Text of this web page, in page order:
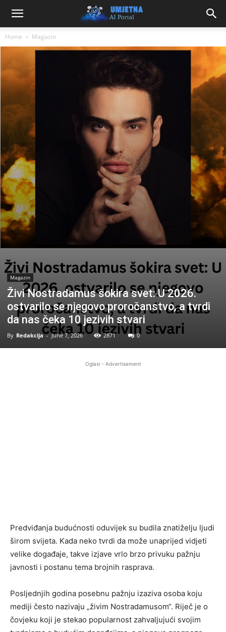
Home Magazin
Magazin
Živi Nostradamus šokira svet: U 2026.
ostvarilo se njegovo proročanstvo, a tvrdi
da nas čeka 10 jezivih stvari
By Redakcija - June 7, 2026 2871 0
Oglasi - Advertisement
Predviđanja budućnosti oduvijek su budila znatiželju ljudi
širom svijeta. Kada neko tvrdi da može unaprijed vidjeti
velike događaje, takve izjave vrlo brzo privuku pažnju
javnosti i postanu tema brojnih rasprava.
Posljednjih godina posebnu pažnju izaziva osoba koju
mediji često nazivaju „živim Nostradamusom“. Riječ je o
čovjeku koji je stekao popularnost zahvaljujući svojim